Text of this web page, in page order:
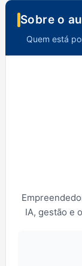
Sobre o
Quem está
IA, gestão e